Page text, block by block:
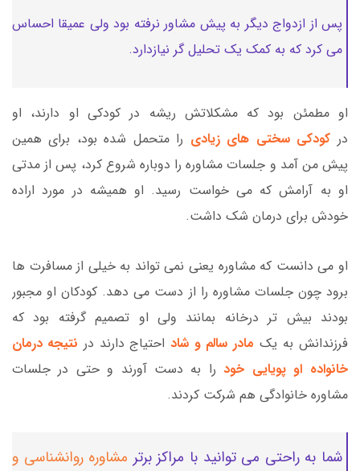
پس از ازدواج دیگر به پیش مشاور نرفته بود ولی عمیقا احساس
می کرد که به کمک یک تحلیل گر نیازدارد.
او مطمئن بود که مشکلاتش ریشه در کودکی او دارند، او
در کودکی سختی های زیادی را متحمل شده بود، برای همین
پیش من آمد و جلسات مشاوره را دوباره شروع کرد، پس از مدتی
او به آرامش که می خواست رسید. او همیشه در مورد اراده
خودش برای درمان شک داشت.
او می دانست که مشاوره یعنی نمی تواند به خیلی از مسافرت ها
برود چون جلسات مشاوره را از دست می دهد. کودکان او مجبور
بودند بیش تر درخانه بمانند ولی او تصمیم گرفته بود که
فرزندانش به یک مادر سالم و شاد احتیاج دارند در نتیجه درمان
خانواده او پویایی خود را به دست آورند و حتی در جلسات
مشاوره خانوادگی هم شرکت کردند.
شما به راحتی می توانید با مراکز برتر مشاوره روانشناسی و